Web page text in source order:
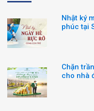
Nhật ký
phúc tại
Chặn
cho nhà